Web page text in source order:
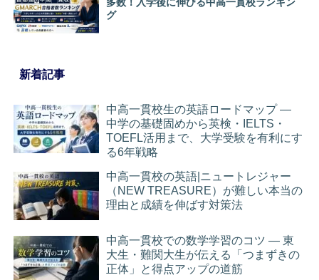
多数！入学後に伸びる中高一貫校ランキン
グ
新着記事
中高一貫校生の英語ロードマップ ―
中学の基礎固めから英検・IELTS・
TOEFL活用まで、大学受験を有利にす
る6年戦略
中高一貫校の英語|ニュートレジャー
（NEW TREASURE）が難しい本当の
理由と成績を伸ばす対策法
中高一貫校での数学学習のコツ ― 東
大生・難関大生が伝える「つまずきの
正体」と得点アップの道筋